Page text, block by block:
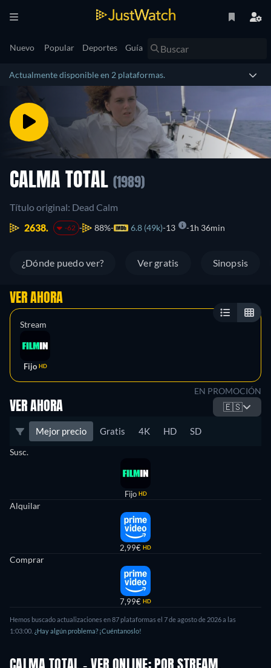
Nuevo Popular Deportes Guía
Actualmente disponible en 2 plataformas.
CALMA TOTAL (1989)
Título original: Dead Calm
2638.
-62 88% 6.8 (49k) 13 1h 36min
¿Dónde puedo ver? Ver gratis Sinopsis
VER AHORA
Stream
Fijo HD
EN PROMOCIÓN
VER AHORA 🇪🇸
Mejor precio Gratis 4K HD SD
Susc.
Fijo HD
Alquilar
2,99€ HD
Comprar
7,99€ HD
Hemos buscado actualizaciones en 87 plataformas el 7 de agosto de 2026 a las
1:03:00. ¿Hay algún problema? ¡Cuéntanoslo!